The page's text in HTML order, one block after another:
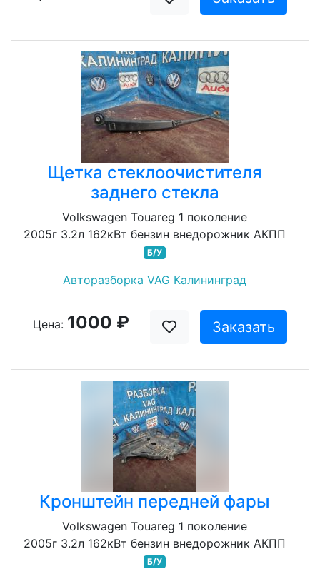
Щетка стеклоочистителя
заднего стекла
Volkswagen Touareg 1 поколение
2005г 3.2л 162кВт бензин внедорожник АКПП
Б/У
Авторазборка VAG Калининград
Цена: 1000 ₽ Заказать
Кронштейн передней фары
Volkswagen Touareg 1 поколение
2005г 3.2л 162кВт бензин внедорожник АКПП
Б/У